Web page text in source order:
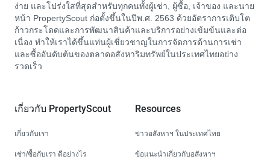
ง่าย และโปร่งใสที่สุดสำหรับทุกคนทั้งผู้เช่า, ผู้ซื้อ, เจ้าของ และนาย
หน้า PropertyScout ก่อตั้งขึ้นในปีพ.ศ. 2563 ด้วยอัตราการเติบโต
ก้าวกระโดดและการพัฒนาสินค้าและบริการอย่างเข้มข้นและต่อ
เนื่อง ทำให้เราได้ขึ้นแท่นผู้เชี่ยวชาญในการจัดการด้านการเช่า
และซื้ออันดับต้นของตลาดอสังหาริมทรัพย์ในประเทศไทยอย่าง
รวดเร็ว
เกี่ยวกับ PropertyScout
เกี่ยวกับเรา
เช่า/ซื้อกับเรา ดีอย่างไร
Resources
ข่าวอสังหาฯ ในประเทศไทย
ข้อแนะนำเกี่ยวกับอสังหาฯ